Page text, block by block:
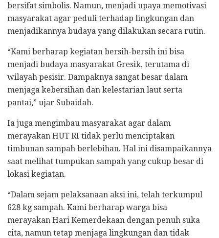
bersifat simbolis. Namun, menjadi upaya memotivasi
masyarakat agar peduli terhadap lingkungan dan
menjadikannya budaya yang dilakukan secara rutin.
“Kami berharap kegiatan bersih-bersih ini bisa
menjadi budaya masyarakat Gresik, terutama di
wilayah pesisir. Dampaknya sangat besar dalam
menjaga kebersihan dan kelestarian laut serta
pantai,” ujar Subaidah.
Ia juga mengimbau masyarakat agar dalam
merayakan HUT RI tidak perlu menciptakan
timbunan sampah berlebihan. Hal ini disampaikannya
saat melihat tumpukan sampah yang cukup besar di
lokasi kegiatan.
“Dalam sejam pelaksanaan aksi ini, telah terkumpul
628 kg sampah. Kami berharap warga bisa
merayakan Hari Kemerdekaan dengan penuh suka
cita, namun tetap menjaga lingkungan dan tidak